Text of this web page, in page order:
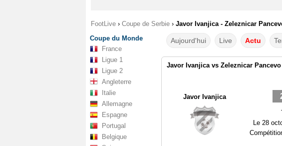
FootLive › Coupe de Serbie › Javor Ivanjica - Zeleznicar
Coupe du Monde
France
Ligue 1
Ligue 2
Angleterre
Italie
Allemagne
Espagne
Portugal
Belgique
Aujourd'hui Live Actu
Javor Ivanjica vs Zeleznicar Pancevo
Javor Ivanjica
Le 28